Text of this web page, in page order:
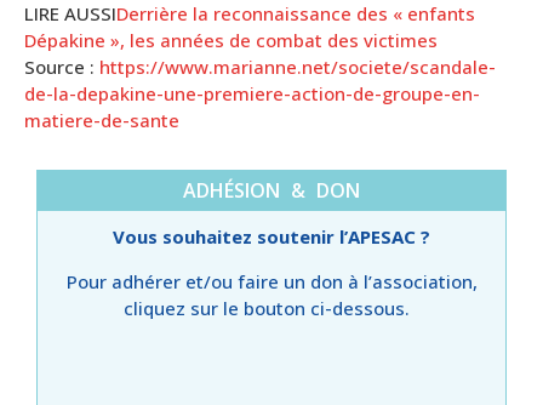
LIRE AUSSIDerrière la reconnaissance des « enfants
Dépakine », les années de combat des victimes
Source : https://www.marianne.net/societe/scandale-
de-la-depakine-une-premiere-action-de-groupe-en-
matiere-de-sante
ADHÉSION & DON
Vous souhaitez soutenir l’APESAC ?
Pour adhérer et/ou faire un don à l’association,
cliquez sur le bouton ci-dessous.